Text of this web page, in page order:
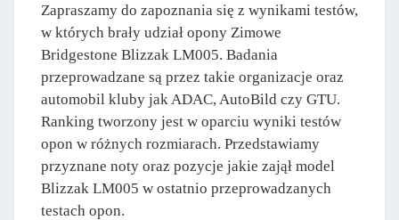
Zapraszamy do zapoznania się z wynikami testów,
w których brały udział opony Zimowe
Bridgestone Blizzak LM005. Badania
przeprowadzane są przez takie organizacje oraz
automobil kluby jak ADAC, AutoBild czy GTU.
Ranking tworzony jest w oparciu wyniki testów
opon w różnych rozmiarach. Przedstawiamy
przyznane noty oraz pozycje jakie zajął model
Blizzak LM005 w ostatnio przeprowadzanych
testach opon.